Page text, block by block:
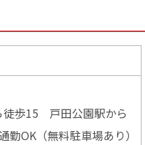
歩15 戸田公園駅から
OK（無料駐車場あり）